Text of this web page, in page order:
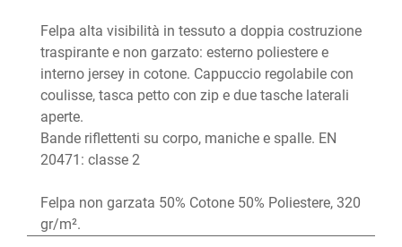
Felpa alta visibilità in tessuto a doppia costruzione
traspirante e non garzato: esterno poliestere e
interno jersey in cotone. Cappuccio regolabile con
coulisse, tasca petto con zip e due tasche laterali
aperte.
Bande riflettenti su corpo, maniche e spalle. EN
20471: classe 2
Felpa non garzata 50% Cotone 50% Poliestere, 320
gr/m².